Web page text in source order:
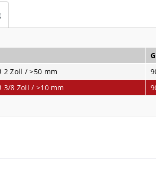
2 Zoll / >50 mm
3/8 Zoll / >10 mm